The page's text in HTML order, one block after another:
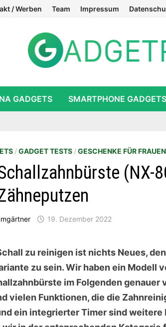
/ Werben Team Impressum
GADGETS SMARTPHONE GADGETS
/GADGET TESTS/GESCHENKE FÜR FRAUEN
(NX-
19. Dezember 2022
zu reinigen ist nichts Neues,
zu sein. Wir haben ein Modell
im Folgenden genauer
vielen Funktionen, die die
ein integrierter Timer sind weitere